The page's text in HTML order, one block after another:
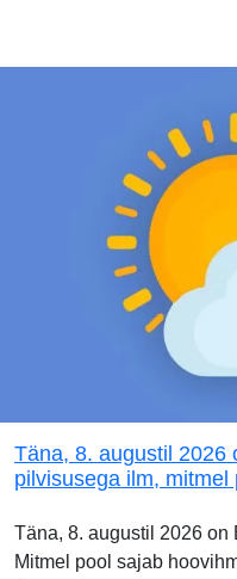
Täna, 8. augustil 2026
pilvisusega ilm,
Täna, 8. augustil 2026
Mitmel pool sajab